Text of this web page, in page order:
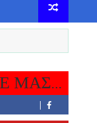
ΜΑΣ...